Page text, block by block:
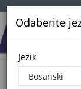
Odaberite
Jezik
Pregled